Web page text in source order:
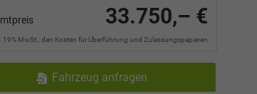
33.750,– €
19% MwSt., den Kosten für Überführung und Zulassungspapieren
Fahrzeug anfragen